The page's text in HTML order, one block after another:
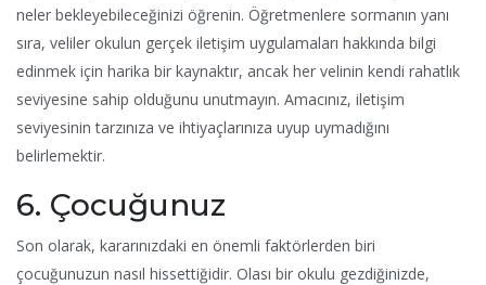
neler bekleyebileceğinizi öğrenin. Öğretmenlere sormanın yanı
sıra, veliler okulun gerçek iletişim uygulamaları hakkında bilgi
edinmek için harika bir kaynaktır, ancak her velinin kendi rahatlık
seviyesine sahip olduğunu unutmayın. Amacınız, iletişim
seviyesinin tarzınıza ve ihtiyaçlarınıza uyup uymadığını
belirlemektir.
6. Çocuğunuz
Son olarak, kararınızdaki en önemli faktörlerden biri
çocuğunuzun nasıl hissettiğidir. Olası bir okulu gezdiğinizde,